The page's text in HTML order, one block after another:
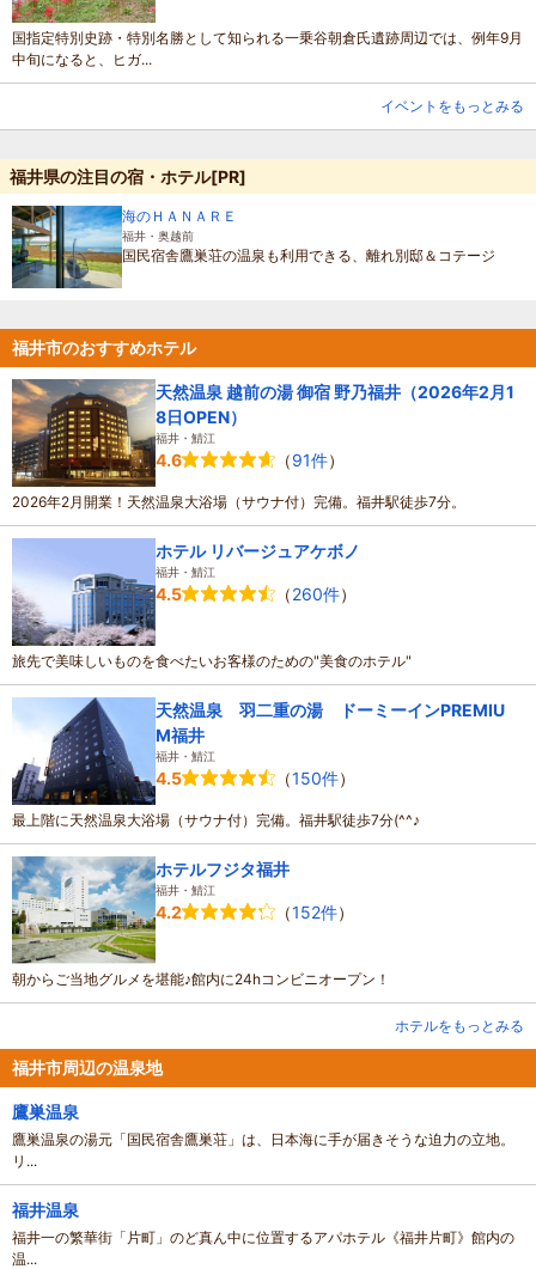
国指定特別史跡・特別名勝として知られる一乗谷朝倉氏遺跡周辺では、例年9月
中旬になると、ヒガ...
イベントをもっとみる
福井県の注目の宿・ホテル[PR]
海のＨＡＮＡＲＥ
福井・奥越前
国民宿舎鷹巣荘の温泉も利用できる、離れ別邸＆コテージ
福井市のおすすめホテル
天然温泉 越前の湯 御宿 野乃福井（2026年2月1
8日OPEN）
福井・鯖江
4.6 （91件）
2026年2月開業！天然温泉大浴場（サウナ付）完備。福井駅徒歩7分。
ホテル リバージュアケボノ
福井・鯖江
4.5 （260件）
旅先で美味しいものを食べたいお客様のための"美食のホテル"
天然温泉 羽二重の湯 ドーミーインPREMIU
M福井
福井・鯖江
4.5 （150件）
最上階に天然温泉大浴場（サウナ付）完備。福井駅徒歩7分(^^♪
ホテルフジタ福井
福井・鯖江
4.2 （152件）
朝からご当地グルメを堪能♪館内に24hコンビニオープン！
ホテルをもっとみる
福井市周辺の温泉地
鷹巣温泉
鷹巣温泉の湯元「国民宿舎鷹巣荘」は、日本海に手が届きそうな迫力の立地。
リ...
福井温泉
福井一の繁華街「片町」のど真ん中に位置するアパホテル《福井片町》館内の
温...